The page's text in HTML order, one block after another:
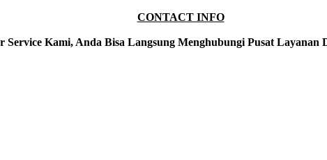
CONTACT INFO
Kami, Anda Bisa Langsung Menghubungi Pusat